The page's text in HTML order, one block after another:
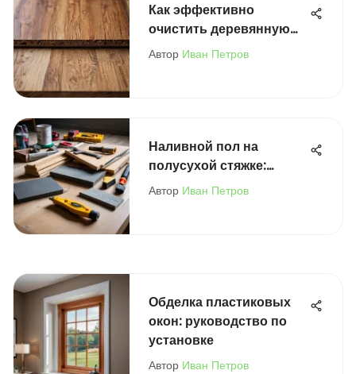
Как эффективно
очистить деревянную
доску от черноты
Автор Иван Петров
Наливной пол на
полусухой стяжке:
технологии и советы
Автор Иван Петров
Обделка пластиковых
окон: руководство по
установке
Автор Иван Петров